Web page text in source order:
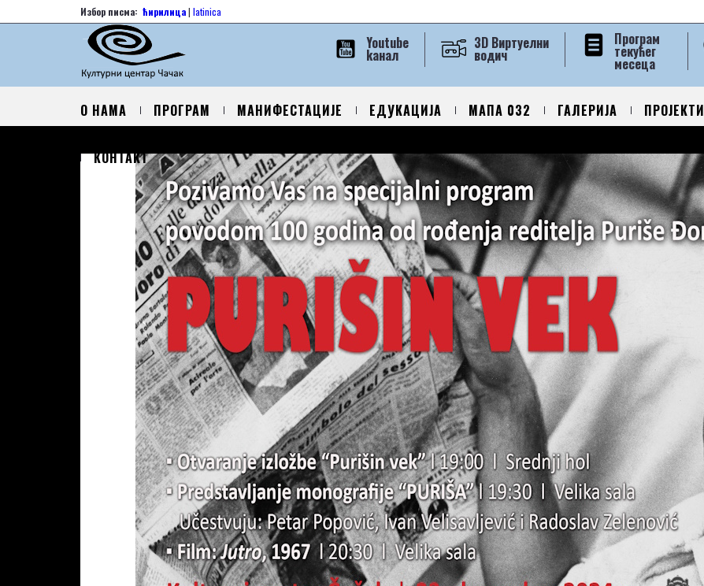
Избор писма: ћирилица| latinica
Програм
текућег
месеца
3D Виртуелни
водич
Youtube
kанал
О НАМА ПРОГРАМ МАНИФЕСТАЦИЈЕ ЕДУКАЦИЈА МАПА 032 ГАЛЕРИЈА ПРОЈЕКТИ
КОНТАКТ